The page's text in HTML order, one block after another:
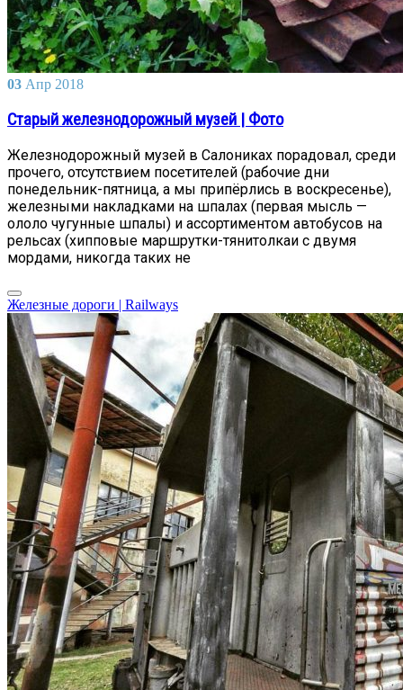
03 Апр 2018
Старый железнодорожный музей | Фото
Железнодорожный музей в Салониках порадовал, среди
прочего, отсутствием посетителей (рабочие дни
понедельник-пятница, а мы припёрлись в воскресенье),
железными накладками на шпалах (первая мысль —
ололо чугунные шпалы) и ассортиментом автобусов на
рельсах (хипповые маршрутки-тянитолкаи с двумя
мордами, никогда таких не
Железные дороги | Railways